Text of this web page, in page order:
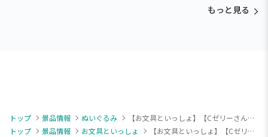
もっと見る
トップ 景品情報 ぬいぐるみ
【お文具といっしょ】【Cゼリーさん】お文具といっしょ ヘッドフォンぬいぐるみ
トップ
景品情報 お文具といっしょ 【お文具といっしょ】【Cゼリーさん】お文具といっしょ ヘッドフォンぬいぐるみ